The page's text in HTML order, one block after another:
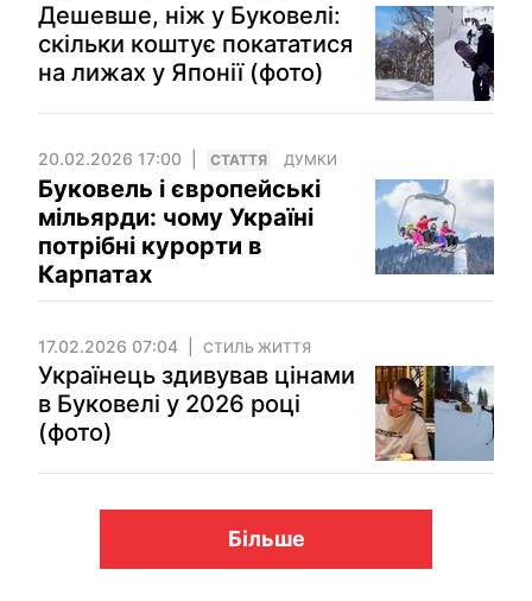
Дешевше, ніж у Буковелі:
скільки коштує покататися
на лижах у Японії (фото)
20.02.2026 17:00 СТАТТЯ ДУМКИ
Буковель і європейські
мільярди: чому Україні
потрібні курорти в
Карпатах
17.02.2026 07:04 СТИЛЬ ЖИТТЯ
Українець здивував цінами
в Буковелі у 2026 році
(фото)
Більше